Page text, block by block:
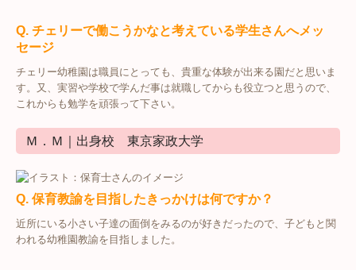
Q. チェリーで働こうかなと考えている学生さんへメッ
セージ
チェリー幼稚園は職員にとっても、貴重な体験が出来る園だと思いま
す。又、実習や学校で学んだ事は就職してからも役立つと思うので、
これからも勉学を頑張って下さい。
Ｍ．Ｍ｜出身校 東京家政大学
Q. 保育教諭を目指したきっかけは何ですか？
近所にいる小さい子達の面倒をみるのが好きだったので、子どもと関
われる幼稚園教諭を目指しました。